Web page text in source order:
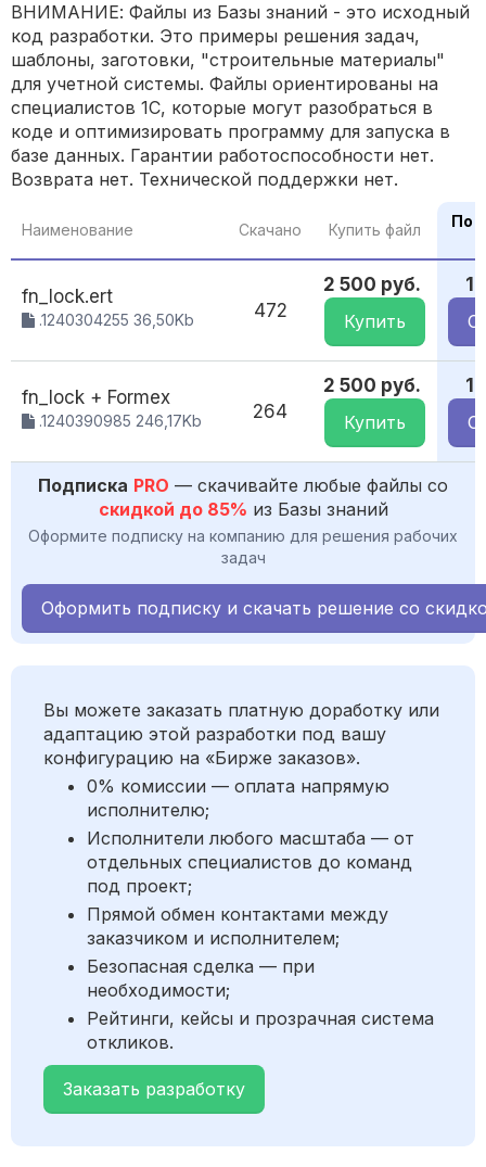
ВНИМАНИЕ: Файлы из Базы знаний - это исходный
код разработки. Это примеры решения задач,
шаблоны, заготовки, "строительные материалы"
для учетной системы. Файлы ориентированы на
специалистов 1С, которые могут разобраться в
коде и оптимизировать программу для запуска в
базе данных. Гарантии работоспособности нет.
Возврата нет. Технической поддержки нет.
Наименование Скачано Купить файл По
fn_lock.ert
.1240304255 36,50Kb 472
2 500 руб.
Купить
1
fn_lock + Formex
.1240390985 246,17Kb 264
2 500 руб.
Купить
1
Подписка PRO — скачивайте любые файлы со
скидкой до 85% из Базы знаний
Оформите подписку на компанию для решения рабочих
задач
Оформить подписку и скачать решение со
Вы можете заказать платную доработку или
адаптацию этой разработки под вашу
конфигурацию на «Бирже заказов».
0% комиссии — оплата напрямую
исполнителю;
Исполнители любого масштаба — от
отдельных специалистов до команд
под проект;
Прямой обмен контактами между
заказчиком и исполнителем;
Безопасная сделка — при
необходимости;
Рейтинги, кейсы и прозрачная система
откликов.
Заказать разработку